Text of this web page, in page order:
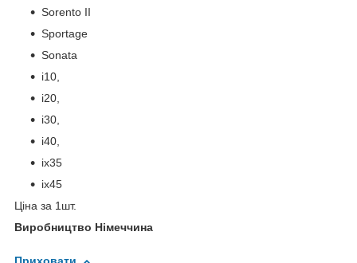
Sorento II
Sportage
Sonata
i10,
i20,
i30,
i40,
ix35
ix45
Ціна за 1шт.
Виробництво Німеччина